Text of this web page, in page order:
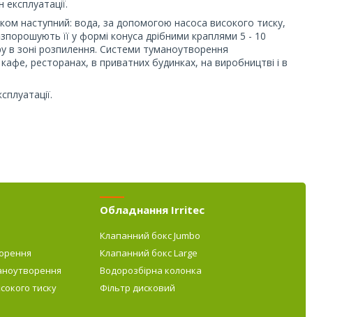
наступний: вода, за допомогою насоса високого тиску,
її у формі конуса дрібними краплями 5 - 10
в зоні розпилення. Системи туманоутворення
ресторанах, в приватних будинках, на виробництві і в
тиску
Обладнання Irritec
Клапанний бокс Jumbo
Клапанний бокс Large
Водорозбірна колонка
Фільтр дисковий